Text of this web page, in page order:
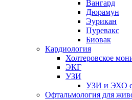
Вангард
Дюрамун
Эурикан
Пуревакс
Биовак
Кардиология
Холтеровское
ЭКГ
УЗИ
УЗИ и ЭХО
Офтальмология для